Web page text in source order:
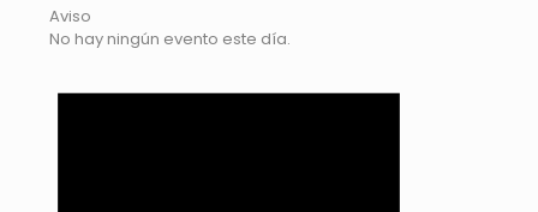
Aviso
No hay ningún evento este día.